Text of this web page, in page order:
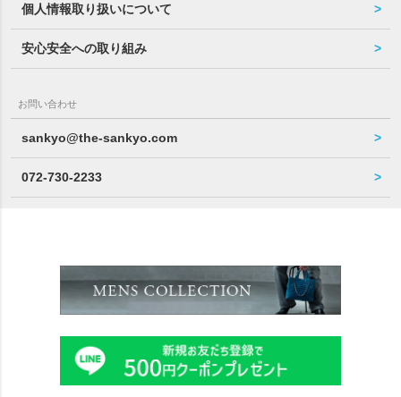
個人情報取り扱いについて
安心安全への取り組み
お問い合わせ
sankyo@the-sankyo.com
072-730-2233